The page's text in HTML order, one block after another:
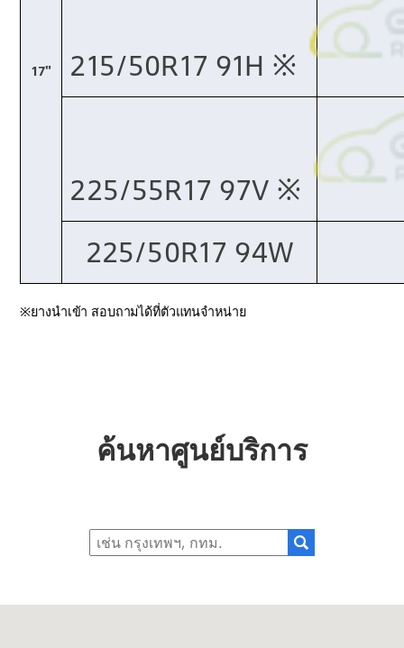
17" 215/50R17 91H ※​
225/55R17 97V ※​
225/50R17 94W
※ยางนำเข้า สอบถามได้ที่ตัวแทนจำหน่าย
ค้นหาศูนย์บริการ